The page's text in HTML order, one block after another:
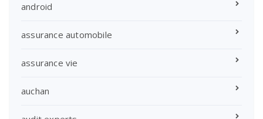
android
assurance automobile
assurance vie
auchan